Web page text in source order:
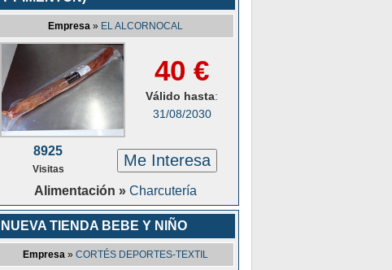
Empresa » EL ALCORNOCAL
40 €
Válido hasta:
31/08/2030
8925
Visitas Me Interesa
Alimentación » Charcutería
NUEVA TIENDA BEBE Y NIÑO
Empresa » CORTÉS DEPORTES-TEXTIL